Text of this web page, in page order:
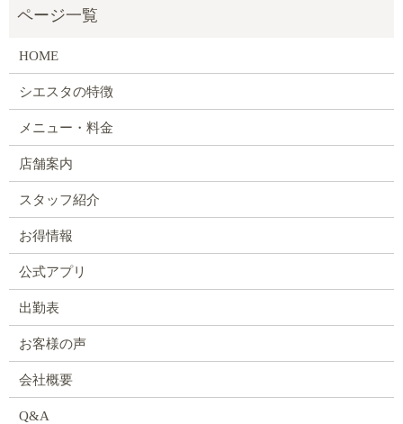
HOME
シエスタの特徴
メニュー・料金
店舗案内
スタッフ紹介
お得情報
公式アプリ
出勤表
お客様の声
会社概要
Q&A